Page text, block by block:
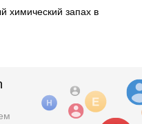
химический запах в